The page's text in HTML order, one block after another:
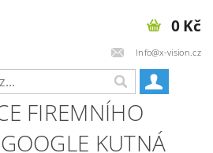
Info@x-vision.cz
0 Kč
FIREMNÍHO
KUTNÁ